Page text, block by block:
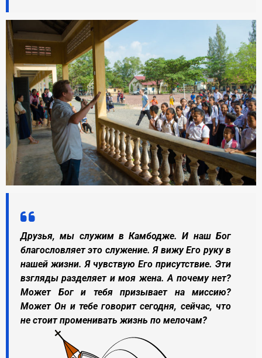
Друзья, мы служим в Камбодже. И наш Бог
благословляет это служение. Я вижу Его руку в
нашей жизни. Я чувствую Его присутствие. Эти
взгляды разделяет и моя жена. А почему нет?
Может Бог и тебя призывает на миссию?
Может Он и тебе говорит сегодня, сейчас, что
не стоит променивать жизнь по мелочам?